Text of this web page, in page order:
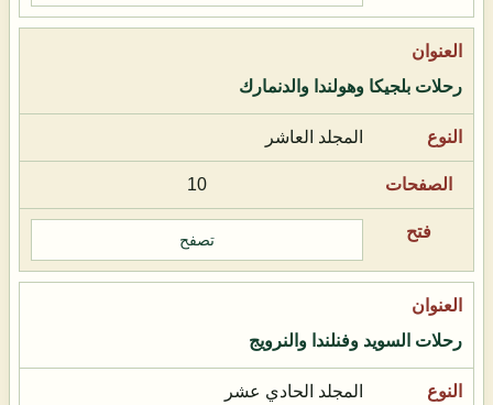
رحلات بلجيكا وهولندا والدنمارك
المجلد العاشر
10
تصفح
رحلات السويد وفنلندا والنرويج
المجلد الحادي عشر